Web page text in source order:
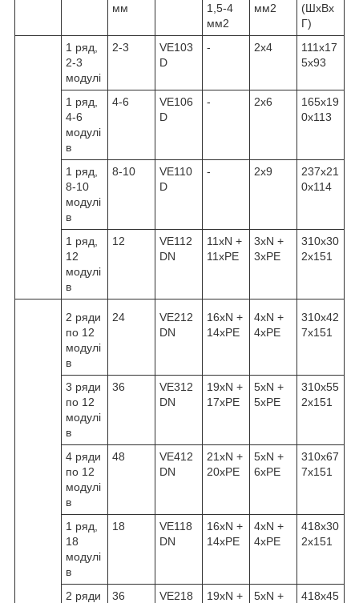
мм
1,5-4
мм2
мм2
(ШхВх
Г)
1 ряд,
2-3
модулі
2-3
VE103
D
- 2x4
111x17
5x93
1 ряд,
4-6
модулі
в
4-6
VE106
D
- 2x6
165x19
0x113
1 ряд,
8-10
модулі
в
8-10
VE110
D
- 2x9
237x21
0x114
1 ряд,
12
модулі
в
12
VE112
DN
11xN +
11xPE
3xN +
3xPE
310x30
2x151
2 ряди
по 12
модулі
в
24
VE212
DN
16xN +
14xPE
4xN +
4xPE
310x42
7x151
3 ряди
по 12
модулі
в
36
VE312
DN
19xN +
17xPE
5xN +
5xPE
310x55
2x151
4 ряди
по 12
модулі
в
48
VE412
DN
21xN +
20xPE
5xN +
6xPE
310x67
7x151
1 ряд,
18
модулі
в
18
VE118
DN
16xN +
14xPE
4xN +
4xPE
418x30
2x151
2 ряди
36
VE218
19xN +
5xN +
418x45